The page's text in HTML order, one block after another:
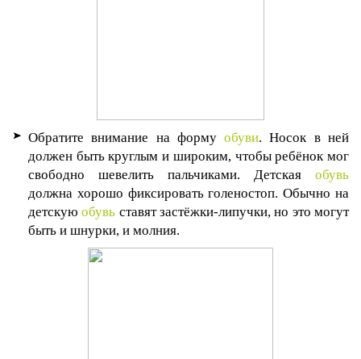
Обратите внимание на формуобуви. Носок в ней
должен быть круглым и широким, чтобы ребёнок мог
свободно шевелить пальчиками. Детская обувь
должна хорошо фиксировать голеностоп. Обычно на
детскуюобувь ставят застёжки-липучки, но это могут
быть и шнурки, и молния.